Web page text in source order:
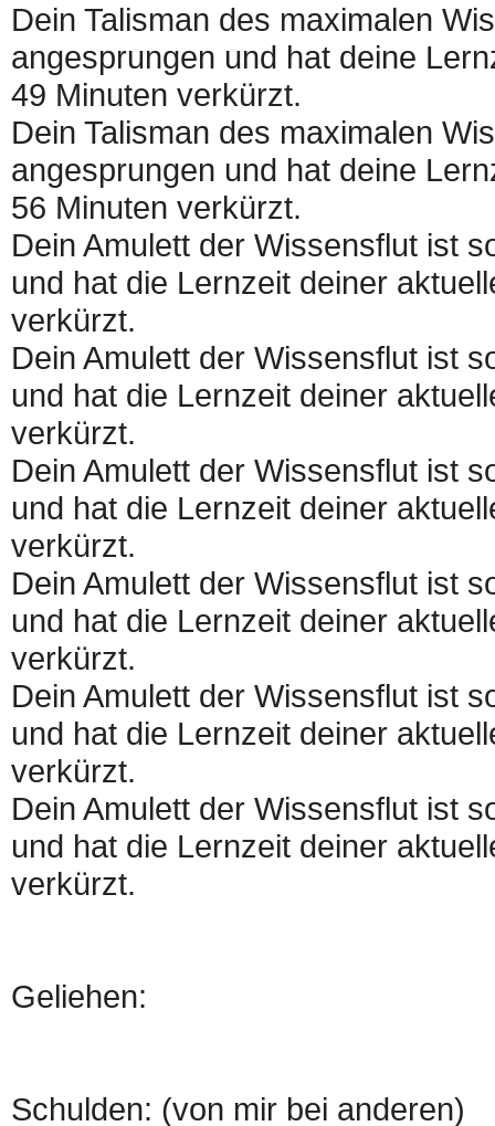
Dein Talisman des maximalen
angesprungen und hat deine
49 Minuten verkürzt.
Dein Talisman des maximalen
angesprungen und hat deine
56 Minuten verkürzt.
Dein Amulett der Wissensflut ist
und hat die Lernzeit deiner
verkürzt.
Dein Amulett der Wissensflut ist
und hat die Lernzeit deiner
verkürzt.
Dein Amulett der Wissensflut ist
und hat die Lernzeit deiner
verkürzt.
Dein Amulett der Wissensflut ist
und hat die Lernzeit deiner
verkürzt.
Dein Amulett der Wissensflut ist
und hat die Lernzeit deiner
verkürzt.
Dein Amulett der Wissensflut ist
und hat die Lernzeit deiner
verkürzt.
Geliehen:
Schulden: (von mir bei anderen)